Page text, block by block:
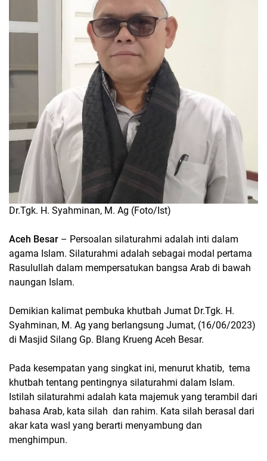
Dr.Tgk. H. Syahminan, M. Ag (Foto/Ist)
Aceh Besar – Persoalan silaturahmi adalah inti dalam
agama Islam. Silaturahmi adalah sebagai modal pertama
Rasulullah dalam mempersatukan bangsa Arab di bawah
naungan Islam.
Demikian kalimat pembuka khutbah Jumat Dr.Tgk. H.
Syahminan, M. Ag yang berlangsung Jumat, (16/06/2023)
di Masjid Silang Gp. Blang Krueng Aceh Besar.
Pada kesempatan yang singkat ini, menurut khatib, tema
khutbah tentang pentingnya silaturahmi dalam Islam.
Istilah silaturahmi adalah kata majemuk yang terambil dari
bahasa Arab, kata silah dan rahim. Kata silah berasal dari
akar kata wasl yang berarti menyambung dan
menghimpun.